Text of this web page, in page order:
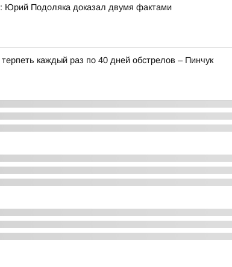
Юрий Подоляка доказал двумя фактами
каждый раз по 40 дней обстрелов – Пинчук